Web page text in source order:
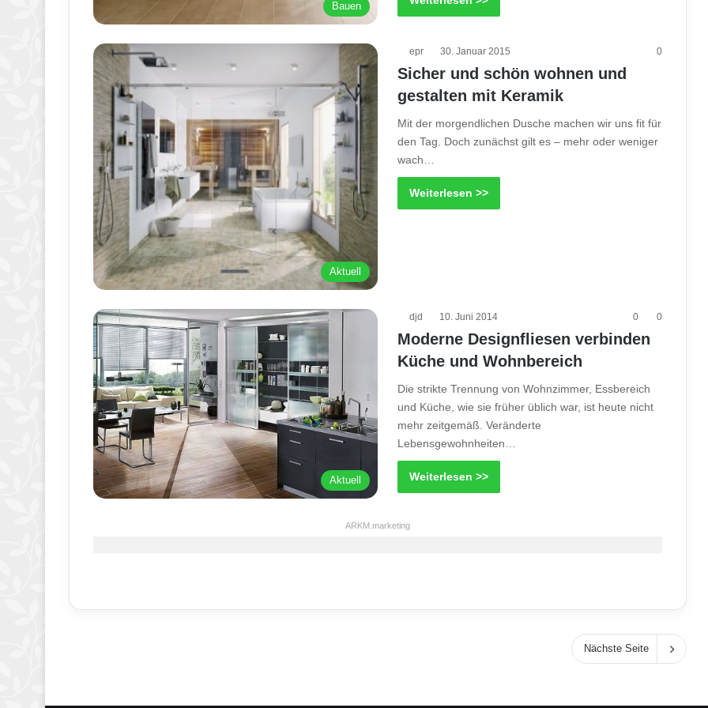
Bauen
Aktuell
epr 30. Januar 2015 0
Sicher und schön wohnen und
gestalten mit Keramik
Mit der morgendlichen Dusche machen wir uns fit für
den Tag. Doch zunächst gilt es – mehr oder weniger
wach…
Weiterlesen >>
Aktuell
djd 10. Juni 2014 0 0
Moderne Designfliesen verbinden
Küche und Wohnbereich
Die strikte Trennung von Wohnzimmer, Essbereich
und Küche, wie sie früher üblich war, ist heute nicht
mehr zeitgemäß. Veränderte
Lebensgewohnheiten…
Weiterlesen >>
ARKM.marketing
Nächste Seite